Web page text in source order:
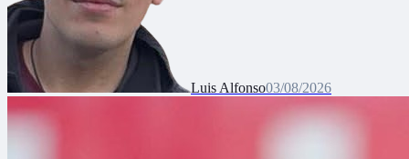
Luis Alfonso03/08/2026